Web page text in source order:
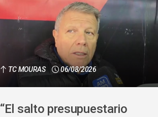
TC MOURAS 06/08/2026
“El salto presupuestario